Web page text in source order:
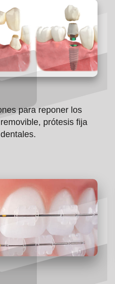
para reponer los
prótesis fija